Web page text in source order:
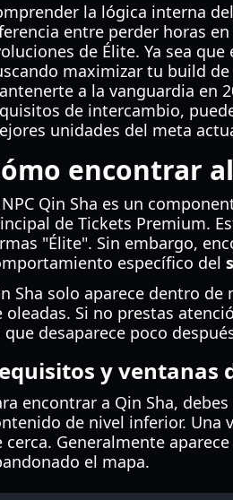
la lógica interna del
entre perder horas
de Élite. Ya sea
maximizar tu build
a la vanguardia en
de intercambio,
unidades del meta
encontrar
NPC Qin Sha es un
de Tickets Premium.
"Élite". Sin embargo,
específico del
Sha solo aparece dentro
oleadas. Si no prestas
que desaparece poco
y ventanas
encontrar a Qin Sha,
de nivel inferior. Una
cerca. Generalmente
el mapa.